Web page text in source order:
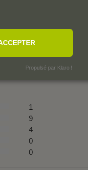
1
9
4
0
0
Propulsé par Klaro !